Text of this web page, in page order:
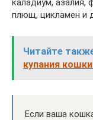
каладиум, азалия,
плющ, цикламен и
Читайте
купания
Если ваша